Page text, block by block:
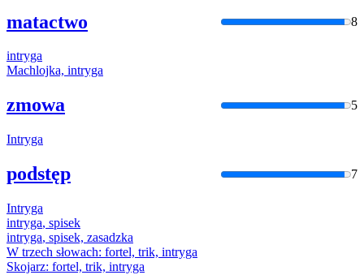
matactwo 8
intryga
Machlojka, intryga
zmowa 5
Intryga
podstęp 7
Intryga
intryga, spisek
intryga, spisek, zasadzka
W trzech słowach: fortel, trik, intryga
Skojarz: fortel, trik, intryga